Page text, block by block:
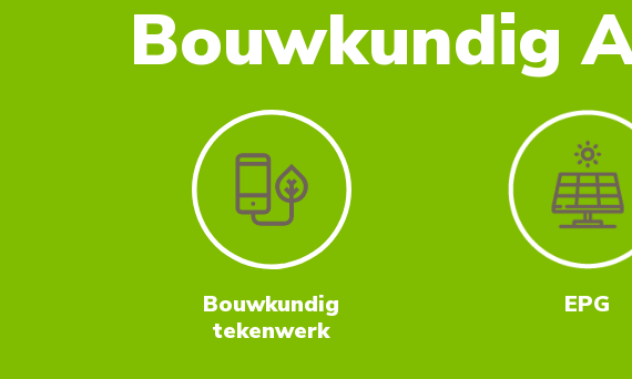
Bouwkundig
Bouwkundig
tekenwerk
EPG